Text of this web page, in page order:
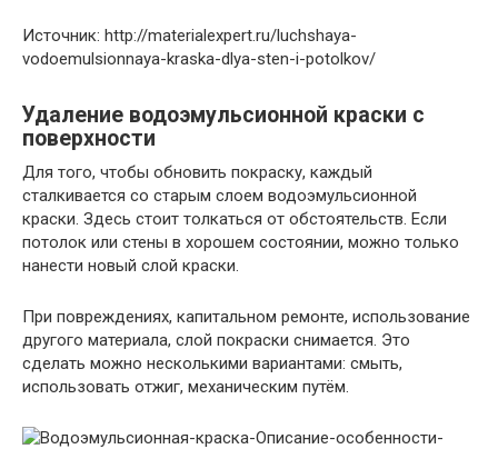
Источник: http://materialexpert.ru/luchshaya-
vodoemulsionnaya-kraska-dlya-sten-i-potolkov/
Удаление водоэмульсионной краски с
поверхности
Для того, чтобы обновить покраску, каждый
сталкивается со старым слоем водоэмульсионной
краски. Здесь стоит толкаться от обстоятельств. Если
потолок или стены в хорошем состоянии, можно только
нанести новый слой краски.
При повреждениях, капитальном ремонте, использование
другого материала, слой покраски снимается. Это
сделать можно несколькими вариантами: смыть,
использовать отжиг, механическим путём.